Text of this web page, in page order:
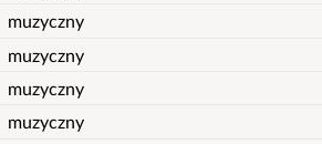
muzyczny
muzyczny
muzyczny
muzyczny